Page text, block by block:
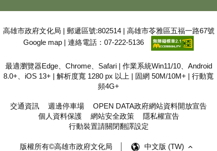
高雄市政府文化局 | 郵遞區號:802514 | 高雄市苓雅區五福一路67號
Google map | 連絡電話：07-222-5136
最適瀏覽器Edge、Chrome、Safari | 作業系統Win11/10、Android
8.0+、iOS 13+ | 解析度寬 1280 px 以上 | 固網 50M/10M+ | 行動寬
頻4G+
交通資訊 週邊停車場
OPEN DATA政府網站資料開放宣告
個人資料保護
網站安全政策
隱私權宣告
行動裝置請關閉翻譯設定
版權所有©高雄市政府文化局 中文版 (TW)